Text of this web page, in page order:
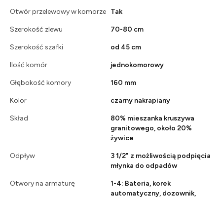
Otwór przelewowy w komorze Tak
Szerokość zlewu 70-80 cm
Szerokość szafki od 45 cm
Ilość komór jednokomorowy
Głębokość komory 160 mm
Kolor czarny nakrapiany
Skład
80% mieszanka kruszywa
granitowego, około 20%
żywice
Odpływ
3 1/2" z możliwością podpięcia
młynka do odpadów
Otwory na armaturę
1-4: Bateria, korek
automatyczny, dozownik,